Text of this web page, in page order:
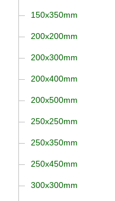
150x350mm
200x200mm
200x300mm
200x400mm
200x500mm
250x250mm
250x350mm
250x450mm
300x300mm